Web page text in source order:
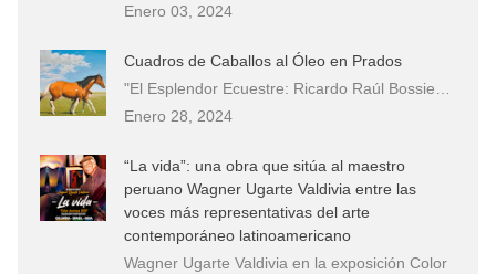
Enero 03, 2024
Cuadros de Caballos al Óleo en Prados
"El Esplendor Ecuestre: Ricardo Raúl Bossie…
Enero 28, 2024
“La vida”: una obra que sitúa al maestro
peruano Wagner Ugarte Valdivia entre las
voces más representativas del arte
contemporáneo latinoamericano
Wagner Ugarte Valdivia en la exposición Color